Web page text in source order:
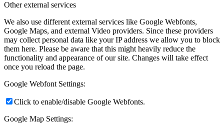
Other external services
We also use different external services like Google Webfonts,
Google Maps, and external Video providers. Since these providers
may collect personal data like your IP address we allow you to block
them here. Please be aware that this might heavily reduce the
functionality and appearance of our site. Changes will take effect
once you reload the page.
Google Webfont Settings:
Click to enable/disable Google Webfonts.
Google Map Settings: